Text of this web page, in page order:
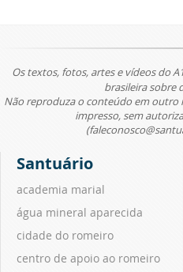
Os textos, fotos, artes e vídeos do
brasileira sobre
Não reproduza o conteúdo em outro
impresso, sem
Santuário
academia marial
água mineral aparecida
cidade do romeiro
centro de apoio ao romeiro